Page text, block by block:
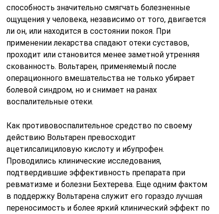
способность значительно смягчать болезненные
ощущения у человека, независимо от того, двигается
ли он, или находится в состоянии покоя. При
применении лекарства спадают отеки суставов,
проходит или становится менее заметной утренняя
скованность. Вольтарен, применяемый после
операционного вмешательства не только убирает
болевой синдром, но и снимает на ранах
воспалительные отеки.
Как противовоспалительное средство по своему
действию Вольтарен превосходит
ацетилсалициловую кислоту и ибупрофен.
Проводились клинические исследования,
подтвердившие эффективность препарата при
ревматизме и болезни Бехтерева. Еще одним фактом
в поддержку Вольтарена служит его гораздо лучшая
переносимость и более яркий клинический эффект по